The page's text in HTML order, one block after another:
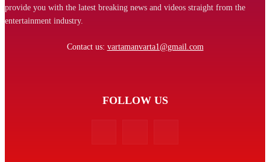
provide you with the latest breaking news and videos straight from the
entertainment industry.
Contact us: vartamanvarta1@gmail.com
FOLLOW US